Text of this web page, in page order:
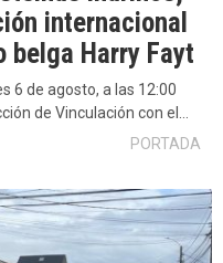
internacional
belga Harry Fayt
6 de agosto, a las 12:00
de Vinculación con el…
PORTADA